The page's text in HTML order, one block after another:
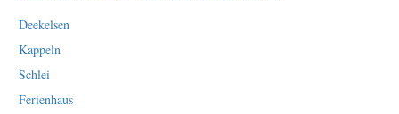
Deekelsen
Kappeln
Schlei
Ferienhaus